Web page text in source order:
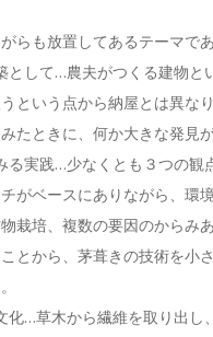
らも放置してあるテーマで
として…農夫がつくる建物
という点から納屋とは異な
たときに、何か大きな発見
る実践…少なくとも３つの
がベースにありながら、環
栽培、複数の要因のからみ
とから、茅葺きの技術を小
化…草木から繊維を取り出